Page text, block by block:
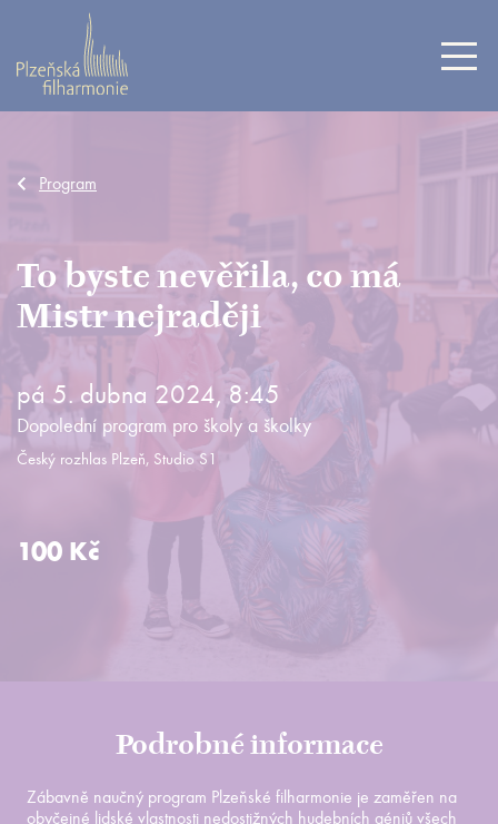
Program
To byste nevěřila, co má
Mistr nejraději
pá 5. dubna 2024, 8:45
Dopolední program pro školy a školky
Český rozhlas Plzeň, Studio S1
100 Kč
Podrobné informace
Zábavně naučný program Plzeňské filharmonie je zaměřen na
obyčejné lidské vlastnosti nedostižných hudebních géniů všech